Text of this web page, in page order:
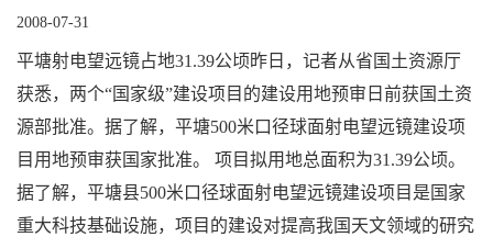
2008-07-31
平塘射电望远镜占地31.39公顷昨日，记者从省国土资源厅
获悉，两个“国家级”建设项目的建设用地预审日前获国土资
源部批准。据了解，平塘500米口径球面射电望远镜建设项
目用地预审获国家批准。 项目拟用地总面积为31.39公顷。
据了解，平塘县500米口径球面射电望远镜建设项目是国家
重大科技基础设施，项目的建设对提高我国天文领域的研究